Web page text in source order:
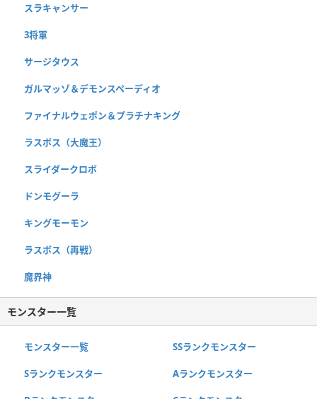
スラキャンサー
3将軍
サージタウス
ガルマッゾ＆デモンスペーディオ
ファイナルウェポン＆プラチナキング
ラスボス（大魔王）
スライダークロボ
ドンモグーラ
キングモーモン
ラスボス（再戦）
魔界神
モンスター一覧
モンスター一覧 SSランクモンスター
Sランクモンスター Aランクモンスター